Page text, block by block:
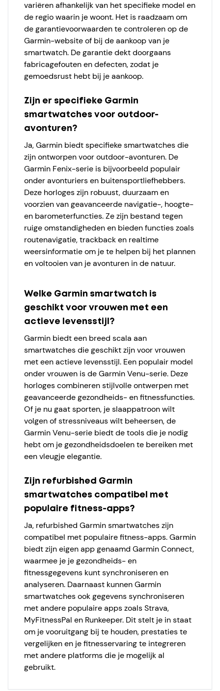
variëren afhankelijk van het specifieke model en
de regio waarin je woont. Het is raadzaam om
de garantievoorwaarden te controleren op de
Garmin-website of bij de aankoop van je
smartwatch. De garantie dekt doorgaans
fabricagefouten en defecten, zodat je
gemoedsrust hebt bij je aankoop.
Zijn er specifieke Garmin
smartwatches voor outdoor-
avonturen?
Ja, Garmin biedt specifieke smartwatches die
zijn ontworpen voor outdoor-avonturen. De
Garmin Fenix-serie is bijvoorbeeld populair
onder avonturiers en buitensportliefhebbers.
Deze horloges zijn robuust, duurzaam en
voorzien van geavanceerde navigatie-, hoogte-
en barometerfuncties. Ze zijn bestand tegen
ruige omstandigheden en bieden functies zoals
routenavigatie, trackback en realtime
weersinformatie om je te helpen bij het plannen
en voltooien van je avonturen in de natuur.
Welke Garmin smartwatch is
geschikt voor vrouwen met een
actieve levensstijl?
Garmin biedt een breed scala aan
smartwatches die geschikt zijn voor vrouwen
met een actieve levensstijl. Een populair model
onder vrouwen is de Garmin Venu-serie. Deze
horloges combineren stijlvolle ontwerpen met
geavanceerde gezondheids- en fitnessfuncties.
Of je nu gaat sporten, je slaappatroon wilt
volgen of stressniveaus wilt beheersen, de
Garmin Venu-serie biedt de tools die je nodig
hebt om je gezondheidsdoelen te bereiken met
een vleugje elegantie.
Zijn refurbished Garmin
smartwatches compatibel met
populaire fitness-apps?
Ja, refurbished Garmin smartwatches zijn
compatibel met populaire fitness-apps. Garmin
biedt zijn eigen app genaamd Garmin Connect,
waarmee je je gezondheids- en
fitnessgegevens kunt synchroniseren en
analyseren. Daarnaast kunnen Garmin
smartwatches ook gegevens synchroniseren
met andere populaire apps zoals Strava,
MyFitnessPal en Runkeeper. Dit stelt je in staat
om je vooruitgang bij te houden, prestaties te
vergelijken en je fitnesservaring te integreren
met andere platforms die je mogelijk al
gebruikt.